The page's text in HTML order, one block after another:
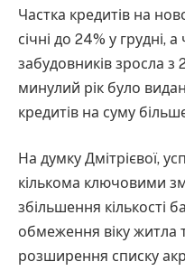
Частка кредитів на
січні до 24% у грудні,
забудовників зросла з
минулий рік було
кредитів на суму
На думку Дмітрієвої,
кількома ключовими
збільшення кількості
обмеження віку житла
розширення списку